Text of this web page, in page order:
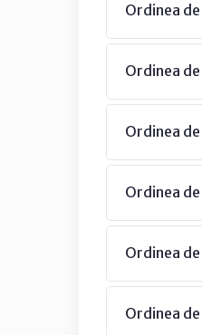
Ordinea
Ordinea
Ordinea
Ordinea
Ordinea
Ordinea